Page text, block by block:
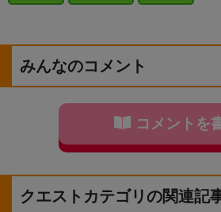
みんなのコメント
コメントを
クエストカテゴリの関連記